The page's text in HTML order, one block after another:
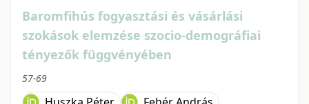
Baromfihús fogyasztási és vásárlási
szokások elemzése szocio-demográfiai
tényezők függvényében
57-69